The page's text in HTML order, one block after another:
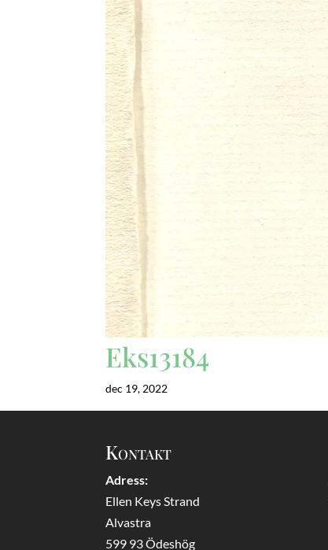
Eks13184
dec 19, 2022
Kontakt
Adress:
Ellen Keys Strand
Alvastra
599 93 Ödeshög